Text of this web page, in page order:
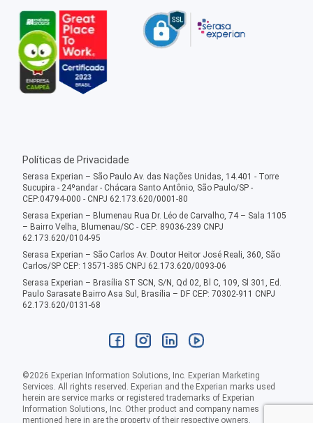
Políticas de Privacidade
Serasa Experian – São Paulo Av. das Nações Unidas, 14.401 - Torre
Sucupira - 24ºandar - Chácara Santo Antônio, São Paulo/SP -
CEP:04794-000 - CNPJ 62.173.620/0001-80
Serasa Experian – Blumenau Rua Dr. Léo de Carvalho, 74 – Sala 1105
– Bairro Velha, Blumenau/SC - CEP: 89036-239 CNPJ
62.173.620/0104-95
Serasa Experian – São Carlos Av. Doutor Heitor José Reali, 360, São
Carlos/SP CEP: 13571-385 CNPJ 62.173.620/0093-06
Serasa Experian – Brasília ST SCN, S/N, Qd 02, Bl C, 109, Sl 301, Ed.
Paulo Sarasate Bairro Asa Sul, Brasília – DF CEP: 70302-911 CNPJ
62.173.620/0131-68
©2026 Experian Information Solutions, Inc. Experian Marketing
Services. All rights reserved. Experian and the Experian marks used
herein are service marks or registered trademarks of Experian
Information Solutions, Inc. Other product and company names
mentioned here in are the property of their respective owners.